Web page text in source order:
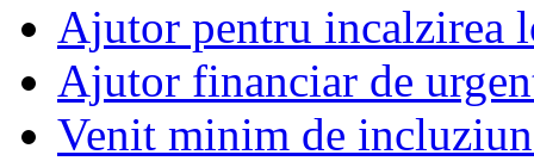
Ajutor pentru incalzirea
Ajutor financiar de
Venit minim de